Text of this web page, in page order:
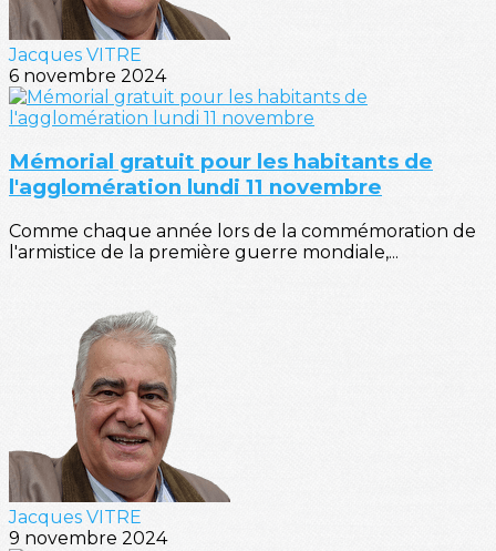
Jacques VITRE
6 novembre 2024
Mémorial gratuit pour les habitants de
l'agglomération lundi 11 novembre
Comme chaque année lors de la commémoration de
l'armistice de la première guerre mondiale,...
Jacques VITRE
9 novembre 2024